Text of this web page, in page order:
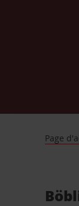
Page